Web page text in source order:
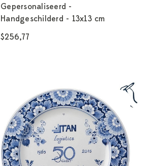
Gepersonaliseerd -
Handgeschilderd - 13x13 cm
$256,77